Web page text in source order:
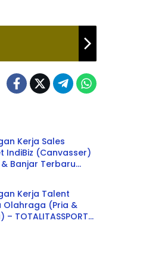
Kerja Sales
IndiBiz (Canvasser)
Banjar Terbaru
Kerja Talent
Olahraga (Pria &
TOTALITASSPORTS